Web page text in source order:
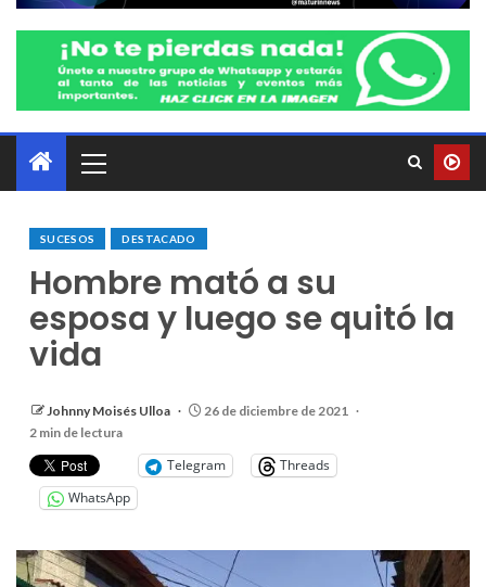
SUCESOS DESTACADO
Hombre mató a su
esposa y luego se quitó la
vida
Johnny Moisés Ulloa
26 de diciembre de 2021
2 min de lectura
Telegram
Threads
WhatsApp